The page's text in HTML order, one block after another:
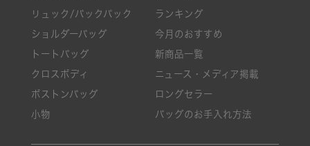
リュック/バックパック
ショルダーバッグ
トートバッグ
クロスボディ
ボストンバッグ
小物
ランキング
今月のおすすめ
新商品一覧
ニュース・メディア掲載
ロングセラー
バッグのお手入れ方法